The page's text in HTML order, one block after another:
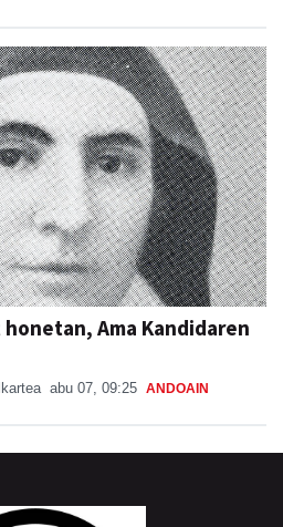
Ama Kandidaren
abu 07, 09:25 ANDOAIN